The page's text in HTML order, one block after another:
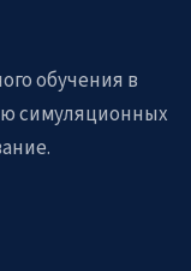
обучения в
симуляционных